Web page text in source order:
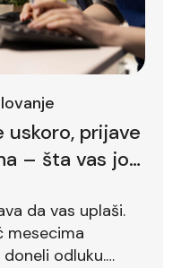
uskoro, prijave
– šta vas još
da vas uplaši.
mesecima